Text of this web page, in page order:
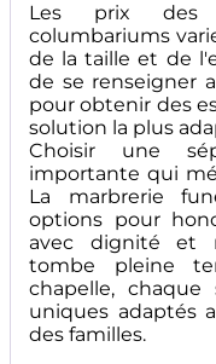
Les prix des
columbariums
de la taille et de
de se renseigner
pour obtenir des
solution la plus
Choisir une
importante qui
La marbrerie
options pour
avec dignité et
tombe pleine
chapelle,
uniques adaptés
des familles.